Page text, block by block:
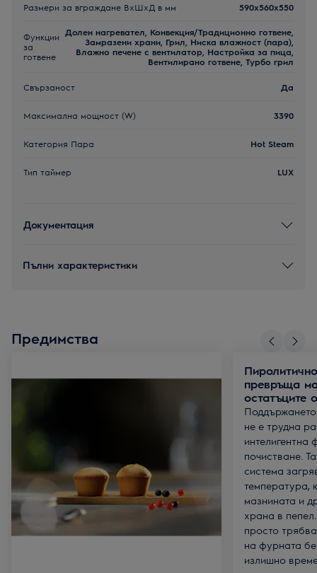
Размери за вграждане ВxШxД в мм 590x560x550
Функции
за
готвене
Долен нагревател, Конвекция/Традиционно готвене,
Замразени храни, Грил, Ниска влажност (пара),
Влажно печене с вентилатор, Настройка за пица,
Вентилирано готвене, Турбо грил
Свързаност Да
Максимална мощност (W) 3390
Категория Пара Hot Steam
Тип таймер LUX
Документация
Пълни характеристики
Предимства
превръща
остатъците
не е трудна
интелигентна
почистване.
система
температура,
мазнината и
храна в
просто
на фурната
излишно